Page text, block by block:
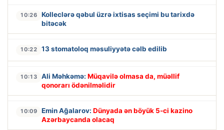
10:26
Kolleclərə qəbul üzrə ixtisas seçimi bu tarixdə
bitəcək
10:22 13 stomatoloq məsuliyyətə cəlb edilib
10:13 Ali Məhkəmə: Müqavilə olmasa da, müəllif
qonorarı ödənilməlidir
10:09 Emin Ağalarov: Dünyada ən böyük 5-ci kazino
Azərbaycanda olacaq